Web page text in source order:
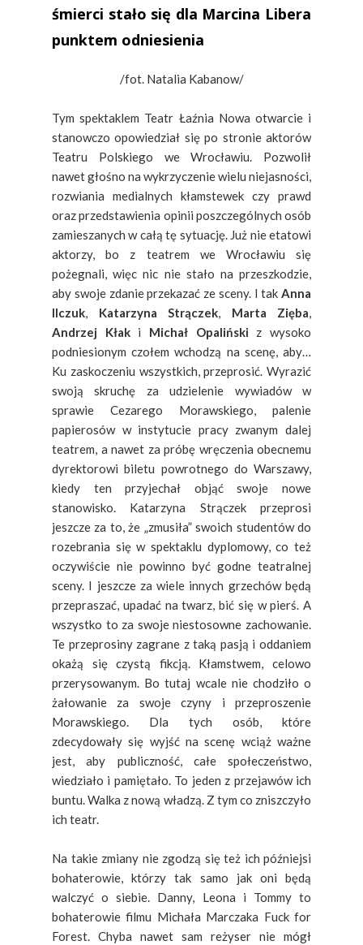
śmierci stało się dla Marcina Libera
punktem odniesienia
/fot. Natalia Kabanow/
Tym spektaklem Teatr Łaźnia Nowa otwarcie i
stanowczo opowiedział się po stronie aktorów
Teatru Polskiego we Wrocławiu. Pozwolił
nawet głośno na wykrzyczenie wielu niejasności,
rozwiania medialnych kłamstewek czy prawd
oraz przedstawienia opinii poszczególnych osób
zamieszanych w całą tę sytuację. Już nie etatowi
aktorzy, bo z teatrem we Wrocławiu się
pożegnali, więc nic nie stało na przeszkodzie,
aby swoje zdanie przekazać ze sceny. I tak Anna
Ilczuk, Katarzyna Strączek, Marta Zięba,
Andrzej Kłaki Michał Opaliński z wysoko
podniesionym czołem wchodzą na scenę, aby…
Ku zaskoczeniu wszystkich, przeprosić. Wyrazić
swoją skruchę za udzielenie wywiadów w
sprawie Cezarego Morawskiego, palenie
papierosów w instytucie pracy zwanym dalej
teatrem, a nawet za próbę wręczenia obecnemu
dyrektorowi biletu powrotnego do Warszawy,
kiedy ten przyjechał objąć swoje nowe
stanowisko. Katarzyna Strączek przeprosi
jeszcze za to, że „zmusiła” swoich studentów do
rozebrania się w spektaklu dyplomowy, co też
oczywiście nie powinno być godne teatralnej
sceny. I jeszcze za wiele innych grzechów będą
przepraszać, upadać na twarz, bić się w pierś. A
wszystko to za swoje niestosowne zachowanie.
Te przeprosiny zagrane z taką pasją i oddaniem
okażą się czystą fikcją. Kłamstwem, celowo
przerysowanym. Bo tutaj wcale nie chodziło o
żałowanie za swoje czyny i przeproszenie
Morawskiego. Dla tych osób, które
zdecydowały się wyjść na scenę wciąż ważne
jest, aby publiczność, całe społeczeństwo,
wiedziało i pamiętało. To jeden z przejawów ich
buntu. Walka z nową władzą. Z tym co zniszczyło
ich teatr.
Na takie zmiany nie zgodzą się też ich późniejsi
bohaterowie, którzy tak samo jak oni będą
walczyć o siebie. Danny, Leona i Tommy to
bohaterowie filmu Michała Marczaka Fuck for
Forest. Chyba nawet sam reżyser nie mógł